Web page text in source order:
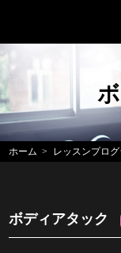
ホーム レッスンプログ
ボディアタック